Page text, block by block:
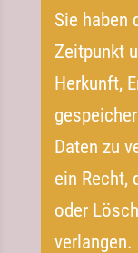
Sie haben
Zeitpunkt
Herkunft,
Daten zu
ein Recht,
oder